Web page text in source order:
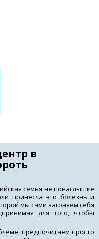
в
семья не понаслышке
принесла это болезнь и
мы сами загоняем себя
для того, чтобы
предпочитаем просто